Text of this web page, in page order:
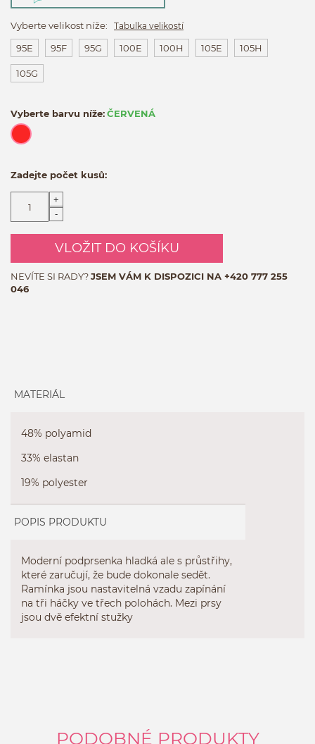
Vyberte velikost níže: Tabulka velikostí
95E 95F 95G 100E 100H 105E 105H
105G
Vyberte barvu níže:ČERVENÁ
Zadejte počet kusů:
+
-
VLOŽIT DO KOŠÍKU
NEVÍTE SI RADY?JSEM VÁM K DISPOZICI NA +420 777 255
046
MATERIÁL
48% polyamid
33% elastan
19% polyester
POPIS PRODUKTU
Moderní podprsenka hladká ale s průstřihy,
které zaručují, že bude dokonale sedět.
Ramínka jsou nastavitelná vzadu zapínání
na tři háčky ve třech polohách. Mezi prsy
jsou dvě efektní stužky
PODOBNÉ PRODUKTY